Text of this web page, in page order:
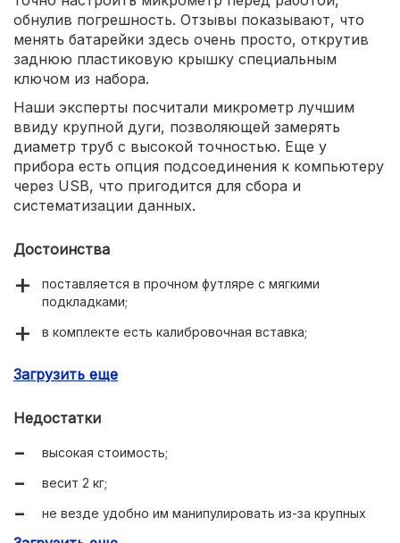
обнулив погрешность. Отзывы показывают, что
менять батарейки здесь очень просто, открутив
заднюю пластиковую крышку специальным
ключом из набора.
Наши эксперты посчитали микрометр лучшим
ввиду крупной дуги, позволяющей замерять
диаметр труб с высокой точностью. Еще у
прибора есть опция подсоединения к компьютеру
через USB, что пригодится для сбора и
систематизации данных.
Достоинства
поставляется в прочном футляре с мягкими
подкладками;
в комплекте есть калибровочная вставка;
Загрузить еще
Недостатки
высокая стоимость;
весит 2 кг;
не везде удобно им манипулировать из-за крупных